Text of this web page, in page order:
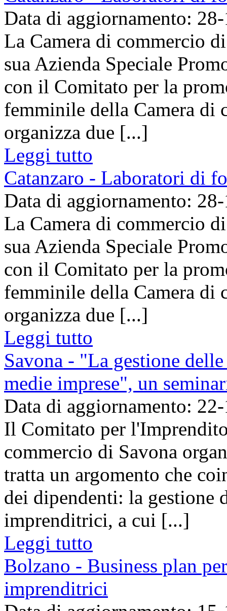
Data di aggiornamento:
La Camera di commercio
sua Azienda Speciale
con il Comitato per la
femminile della Camera di
organizza due [...]
Leggi tutto
Catanzaro - Laboratori di
Data di aggiornamento:
La Camera di commercio
sua Azienda Speciale
con il Comitato per la
femminile della Camera di
organizza due [...]
Leggi tutto
Savona - "La gestione
medie imprese", un
Data di aggiornamento:
Il Comitato per
commercio di Savona
tratta un argomento che
dei dipendenti: la gestione
imprenditrici, a cui [...]
Leggi tutto
Bolzano - Business plan
imprenditrici